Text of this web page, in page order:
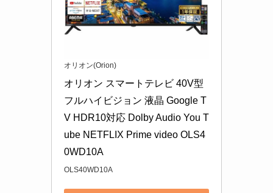
オリオン(Orion)
オリオン スマートテレビ 40V型
フルハイビジョン 液晶 Google T
V HDR10対応 Dolby Audio You T
ube NETFLIX Prime video OLS4
0WD10A
OLS40WD10A